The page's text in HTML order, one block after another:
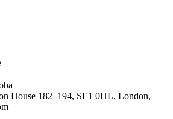
House 182–194, SE1 0HL, London,